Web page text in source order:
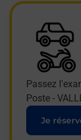
Passez
Poste -
Je